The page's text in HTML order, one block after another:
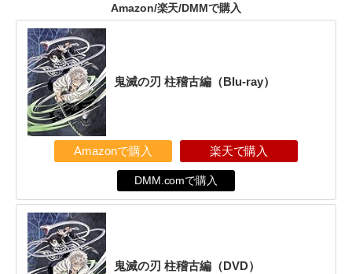
Amazon/楽天/DMMで購入
鬼滅の刃 柱稽古編（Blu-ray）
Amazonで購入 楽天で購入
DMM.comで購入
鬼滅の刃 柱稽古編（DVD）